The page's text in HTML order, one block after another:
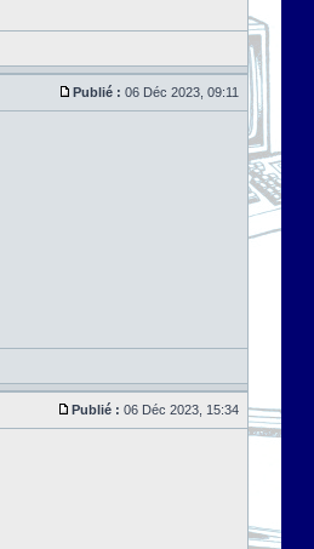
Publié : 06 Déc 2023, 09:11
Publié : 06 Déc 2023, 15:34